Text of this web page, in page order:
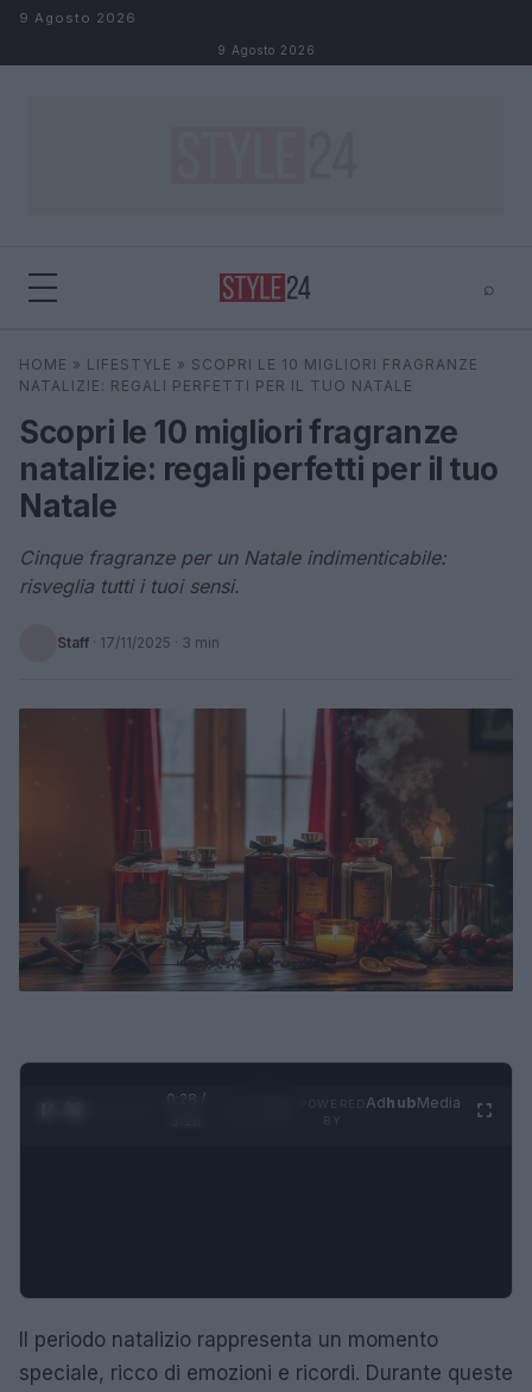
Salta al contenuto
9 Agosto 2026
9 Agosto 2026
⌕
Cerca ⌕
HOME » LIFESTYLE » SCOPRI LE 10 MIGLIORI FRAGRANZE
NATALIZIE: REGALI PERFETTI PER IL TUO NATALE
Scopri le 10 migliori fragranze
natalizie: regali perfetti per il tuo
Natale
Cinque fragranze per un Natale indimenticabile:
risveglia tutti i tuoi sensi.
Staff · 17/11/2025 · 3 min
0:29 /
AdhubMedia
Il periodo natalizio rappresenta un momento
speciale, ricco di emozioni e ricordi. Durante queste